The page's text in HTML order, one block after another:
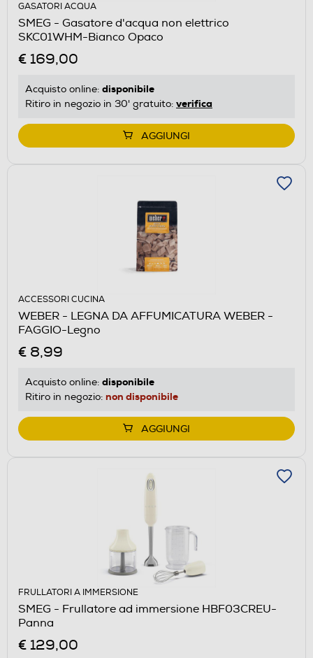
GASATORI ACQUA
SMEG - Gasatore d'acqua non elettrico
SKC01WHM-Bianco Opaco
€ 169,00
Acquisto online: disponibile
Ritiro in negozio in 30' gratuito: verifica
AGGIUNGI
ACCESSORI CUCINA
WEBER - LEGNA DA AFFUMICATURA WEBER -
FAGGIO-Legno
€ 8,99
Acquisto online: disponibile
Ritiro in negozio: non disponibile
AGGIUNGI
FRULLATORI A IMMERSIONE
SMEG - Frullatore ad immersione HBF03CREU-
Panna
€ 129,00